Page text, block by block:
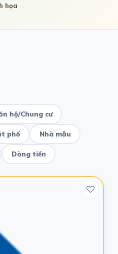
họa
hộ/Chung cư
phố Nhà mẫu
Dòng tiền